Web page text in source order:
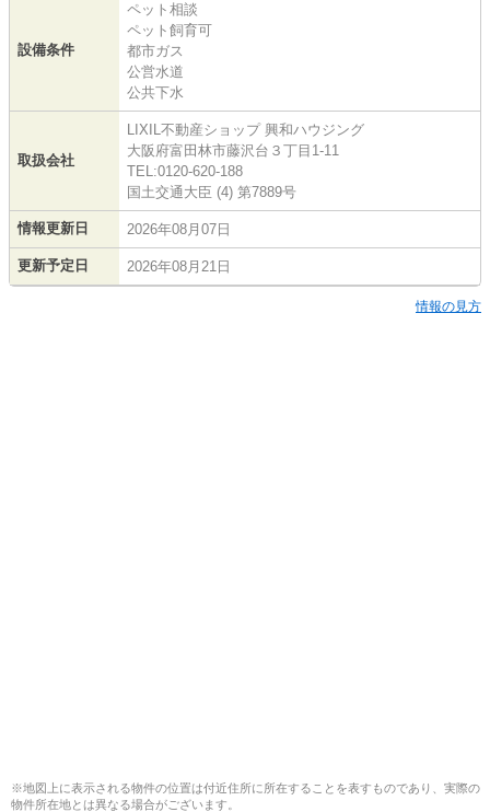
設備条件
ペット相談
ペット飼育可
都市ガス
公営水道
公共下水
取扱会社
LIXIL不動産ショップ 興和ハウジング
大阪府富田林市藤沢台３丁目1-11
TEL:0120-620-188
国土交通大臣 (4) 第7889号
情報更新日 2026年08月07日
更新予定日 2026年08月21日
情報の見方
※地図上に表示される物件の位置は付近住所に所在することを表すものであり、実際の
物件所在地とは異なる場合がございます。